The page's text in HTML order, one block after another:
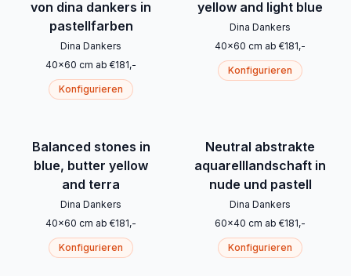
von dina dankers in
pastellfarben
Dina Dankers
40x60 cm ab €181,-
Konfigurieren
yellow and light blue
Dina Dankers
40x60 cm ab €181,-
Konfigurieren
Balanced stones in
blue, butter yellow
and terra
Dina Dankers
40x60 cm ab €181,-
Konfigurieren
Neutral abstrakte
aquarelllandschaft in
nude und pastell
Dina Dankers
60x40 cm ab €181,-
Konfigurieren